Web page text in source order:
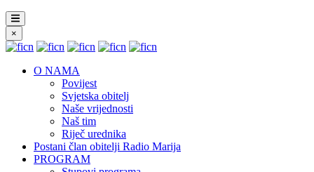
×
O NAMA
Povijest
Svjetska obitelj
Naše vrijednosti
Naš tim
Riječ urednika
Postani član obitelji Radio Marija
PROGRAM